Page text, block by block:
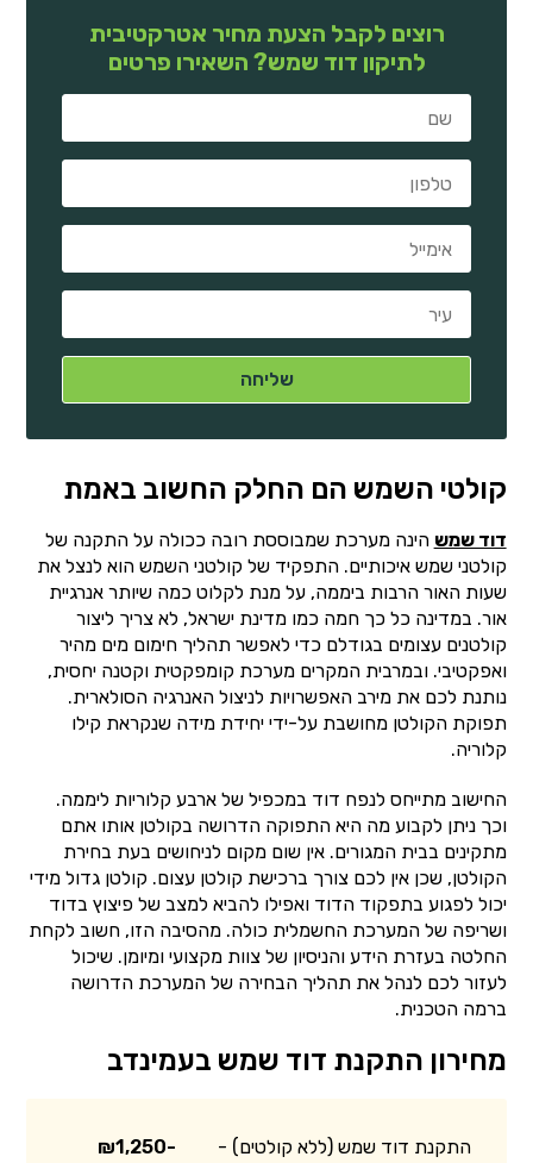
רוצים לקבל הצעת מחיר אטרקטיבית
לתיקון דוד שמש? השאירו פרטים
קולטי השמש הם החלק החשוב באמת
דוד שמש הינה מערכת שמבוססת רובה ככולה על התקנה של
קולטני שמש איכותיים. התפקיד של קולטני השמש הוא לנצל את
שעות האור הרבות ביממה, על מנת לקלוט כמה שיותר אנרגיית
אור. במדינה כל כך חמה כמו מדינת ישראל, לא צריך ליצור
קולטנים עצומים בגודלם כדי לאפשר תהליך חימום מים מהיר
ואפקטיבי. ובמרבית המקרים מערכת קומפקטית וקטנה יחסית,
נותנת לכם את מירב האפשרויות לניצול האנרגיה הסולארית.
תפוקת הקולטן מחושבת על-ידי יחידת מידה שנקראת קילו
קלוריה.
החישוב מתייחס לנפח דוד במכפיל של ארבע קלוריות ליממה.
וכך ניתן לקבוע מה היא התפוקה הדרושה בקולטן אותו אתם
מתקינים בבית המגורים. אין שום מקום לניחושים בעת בחירת
הקולטן, שכן אין לכם צורך ברכישת קולטן עצום. קולטן גדול מידי
יכול לפגוע בתפקוד הדוד ואפילו להביא למצב של פיצוץ בדוד
ושריפה של המערכת החשמלית כולה. מהסיבה הזו, חשוב לקחת
החלטה בעזרת הידע והניסיון של צוות מקצועי ומיומן. שיכול
לעזור לכם לנהל את תהליך הבחירה של המערכת הדרושה
ברמה הטכנית.
מחירון התקנת דוד שמש בעמינדב
התקנת דוד שמש (ללא קולטים) -
₪1,250-